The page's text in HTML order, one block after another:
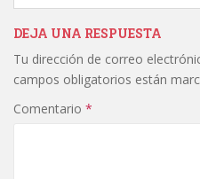
DEJA UNA RESPUESTA
Tu dirección de correo
campos obligatorios están
Comentario *